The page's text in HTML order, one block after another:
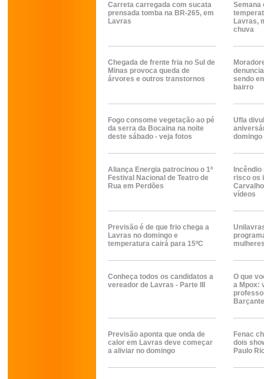
Carreta carregada com sucata
prensada tomba na BR-265, em
Lavras
Semana
Lavras,
chuva
Chegada de frente fria no Sul de
Minas provoca queda de
árvores e outros transtornos
sendo
bairro
Fogo consome vegetação ao pé
da serra da Bocaina na noite
deste sábado - veja fotos
Ufla
domingo
Aliança Energia patrocinou o 1º
Festival Nacional de Teatro de
Rua em Perdões
risco os
vídeos
Previsão é de que frio chega a
Lavras no domingo e
temperatura cairá para 15ºC
Conheça todos os candidatos a
vereador de Lavras - Parte III
O que
a Mpox:
Previsão aponta que onda de
calor em Lavras deve começar
a aliviar no domingo
Fenac
dois
Paulo